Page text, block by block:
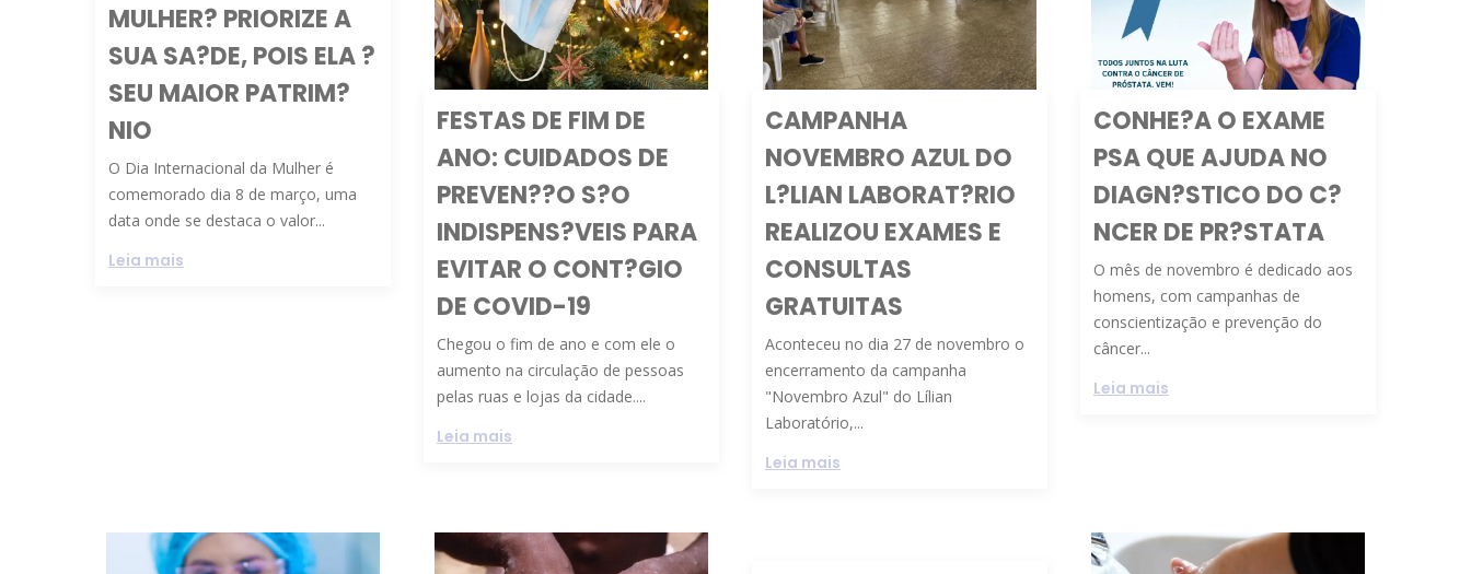
MULHER? PRIORIZE A
SUA SA?DE, POIS ELA ?
SEU MAIOR PATRIM?
NIO
O Dia Internacional da Mulher é
comemorado dia 8 de março, uma
data onde se destaca o valor...
Leia mais
FESTAS DE FIM DE
ANO: CUIDADOS DE
PREVEN??O S?O
INDISPENS?VEIS PARA
EVITAR O CONT?GIO
DE COVID-19
Chegou o fim de ano e com ele o
aumento na circulação de pessoas
pelas ruas e lojas da cidade....
Leia mais
CAMPANHA
NOVEMBRO AZUL DO
L?LIAN LABORAT?RIO
REALIZOU EXAMES E
CONSULTAS
GRATUITAS
Aconteceu no dia 27 de novembro o
encerramento da campanha
"Novembro Azul" do Lílian
Laboratório,...
Leia mais
CONHE?A O EXAME
PSA QUE AJUDA NO
DIAGN?STICO DO C?
NCER DE PR?STATA
O mês de novembro é dedicado aos
homens, com campanhas de
conscientização e prevenção do
câncer...
Leia mais